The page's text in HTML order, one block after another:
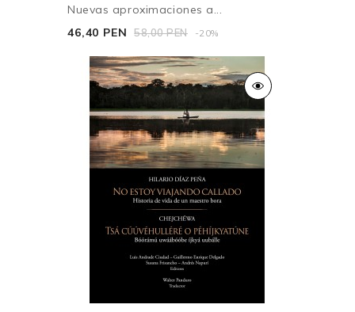
Nuevas aproximaciones a...
46,40 PEN
58,00 PEN -20%